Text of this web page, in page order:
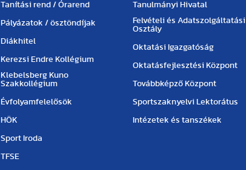
Tanítási rend / Órarend
Pályázatok / ösztöndíjak
Diákhitel
Kerezsi Endre Kollégium
Klebelsberg Kuno
Szakkollégium
Évfolyamfelelősök
HÖK
Sport Iroda
TFSE
Tanulmányi Hivatal
Felvételi és Adatszolgáltatási
Osztály
Oktatási Igazgatóság
Oktatásfejlesztési Központ
Továbbképző Központ
Sportszaknyelvi Lektorátus
Intézetek és tanszékek